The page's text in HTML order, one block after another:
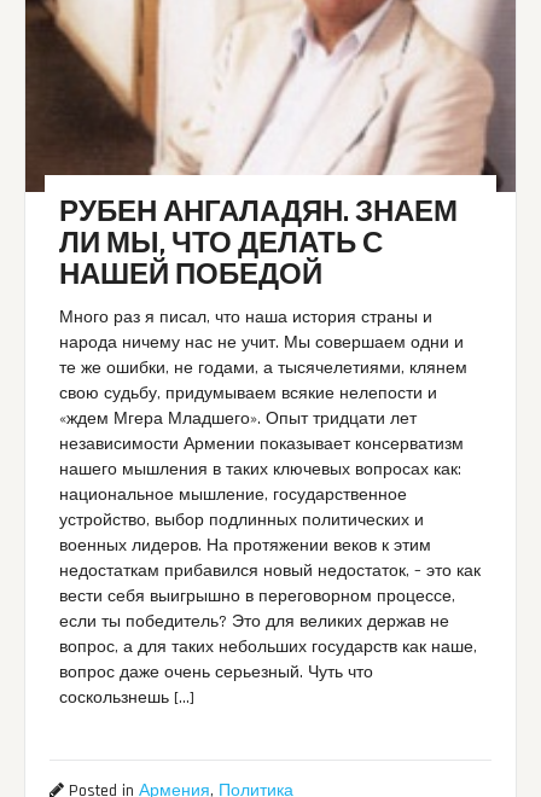
РУБЕН АНГАЛАДЯН. ЗНАЕМ
ЛИ МЫ, ЧТО ДЕЛАТЬ С
НАШЕЙ ПОБЕДОЙ
Много раз я писал, что наша история страны и
народа ничему нас не учит. Мы совершаем одни и
те же ошибки, не годами, а тысячелетиями, клянем
свою судьбу, придумываем всякие нелепости и
«ждем Мгера Младшего». Опыт тридцати лет
независимости Армении показывает консерватизм
нашего мышления в таких ключевых вопросах как:
национальное мышление, государственное
устройство, выбор подлинных политических и
военных лидеров. На протяжении веков к этим
недостаткам прибавился новый недостаток, – это как
вести себя выигрышно в переговорном процессе,
если ты победитель? Это для великих держав не
вопрос, а для таких небольших государств как наше,
вопрос даже очень серьезный. Чуть что
соскользнешь […]
Posted inАрмения, Политика